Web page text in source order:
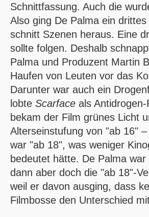
Schnittfassung. Auch die
Also ging De Palma ein
schnitt Szenen heraus. Eine
sollte folgen. Deshalb
Palma und Produzent Martin
Haufen von Leuten vor das
Darunter war auch ein
lobte Scarface als
bekam der Film grünes Licht
Alterseinstufung von "ab 16"
war "ab 18", was weniger
bedeutet hätte. De Palma
dann aber doch die "ab 18"-
weil er davon ausging, dass
Filmbosse den Unterschied